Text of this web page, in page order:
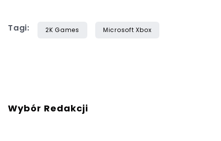
Tagi: 2K Games Microsoft Xbox
Wybór Redakcji